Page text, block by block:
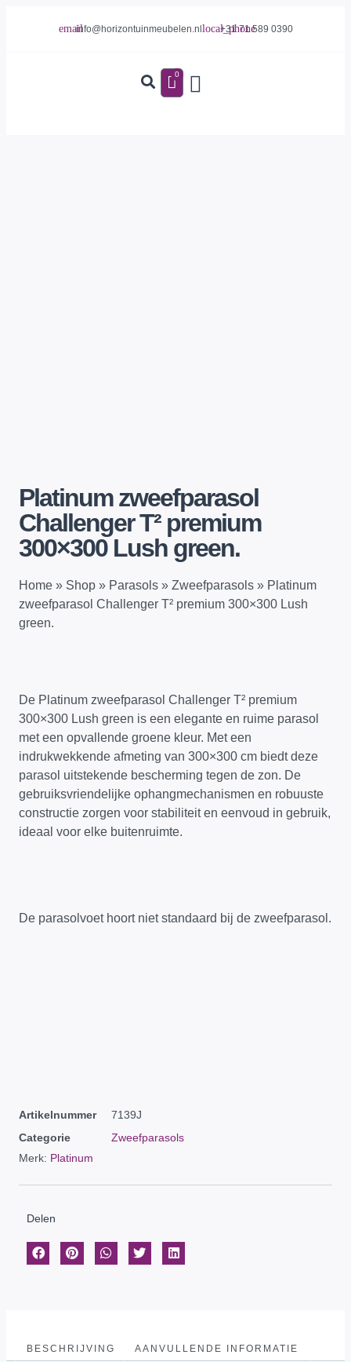
info@horizontuinmeubelen.nl +31 71 589 0390
0
Platinum zweefparasol
Challenger T² premium
300×300 Lush green.
Home » Shop » Parasols » Zweefparasols » Platinum
zweefparasol Challenger T² premium 300×300 Lush
green.
De Platinum zweefparasol Challenger T² premium
300×300 Lush green is een elegante en ruime parasol
met een opvallende groene kleur. Met een
indrukwekkende afmeting van 300×300 cm biedt deze
parasol uitstekende bescherming tegen de zon. De
gebruiksvriendelijke ophangmechanismen en robuuste
constructie zorgen voor stabiliteit en eenvoud in gebruik,
ideaal voor elke buitenruimte.
De parasolvoet hoort niet standaard bij de zweefparasol.
Artikelnummer
7139J
Categorie
Zweefparasols
Merk: Platinum
Delen
BESCHRIJVING AANVULLENDE INFORMATIE